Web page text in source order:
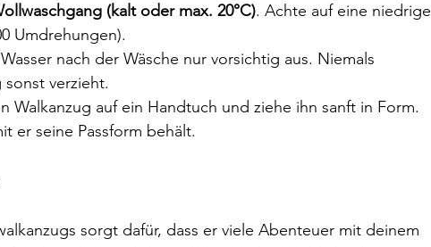
(kalt oder max. 20°C). Achte auf eine niedrige
Umdrehungen).
nach der Wäsche nur vorsichtig aus. Niemals
verzieht.
Walkanzug auf ein Handtuch und ziehe ihn sanft in Form.
er seine Passform behält.
sorgt dafür, dass er viele Abenteuer mit deinem